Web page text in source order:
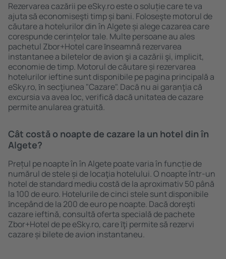
Rezervarea cazării pe eSky.ro este o soluție care te va
ajuta să economiseşti timp și bani. Foloseşte motorul de
căutare a hotelurilor din în Algete și alege cazarea care
corespunde cerințelor tale. Multe persoane au ales
pachetul Zbor+Hotel care ȋnseamnă rezervarea
instantanee a biletelor de avion şi a cazării şi, implicit,
economie de timp. Motorul de căutare și rezervarea
hotelurilor ieftine sunt disponibile pe pagina principală a
eSky.ro, ȋn secţiunea "Cazare". Dacă nu ai garanţia că
excursia va avea loc, verifică dacă unitatea de cazare
permite anularea gratuită.
Cât costă o noapte de cazare la un hotel din în
Algete?
Prețul pe noapte în în Algete poate varia în funcție de
numărul de stele și de locaţia hotelului. O noapte într-un
hotel de standard mediu costă de la aproximativ 50 până
la 100 de euro. Hotelurile de cinci stele sunt disponibile
ȋncepând de la 200 de euro pe noapte. Dacă doreşti
cazare ieftină, consultă oferta specială de pachete
Zbor+Hotel de pe eSky.ro, care ȋţi permite să rezervi
cazare și bilete de avion instantaneu.